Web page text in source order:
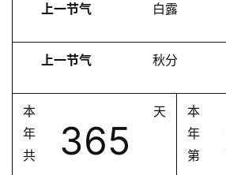
上一节气 白露
上一节气 秋分
本
年
共
365
天
本
年
第